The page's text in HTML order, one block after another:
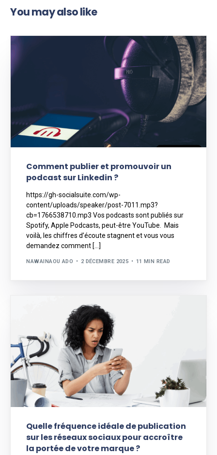
You may also like
Comment publier et promouvoir un
podcast sur Linkedin ?
https://gh-socialsuite.com/wp-
content/uploads/speaker/post-7011.mp3?
cb=1766538710.mp3 Vos podcasts sont publiés sur
Spotify, Apple Podcasts, peut-être YouTube. Mais
voilà, les chiffres d’écoute stagnent et vous vous
demandez comment […]
NAWAINAOU ADO 2 DÉCEMBRE 2025 11 MIN READ
Quelle fréquence idéale de publication
sur les réseaux sociaux pour accroître
la portée de votre marque ?